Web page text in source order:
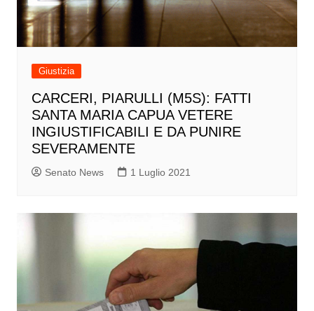
Giustizia
CARCERI, PIARULLI (M5S): FATTI
SANTA MARIA CAPUA VETERE
INGIUSTIFICABILI E DA PUNIRE
SEVERAMENTE
Senato News 1 Luglio 2021